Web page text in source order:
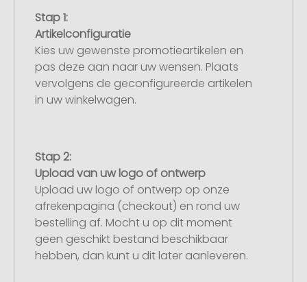
Stap 1:
Artikelconfiguratie
Kies uw gewenste promotieartikelen en
pas deze aan naar uw wensen. Plaats
vervolgens de geconfigureerde artikelen
in uw winkelwagen.
Stap 2:
Upload van uw logo of ontwerp
Upload uw logo of ontwerp op onze
afrekenpagina (checkout) en rond uw
bestelling af. Mocht u op dit moment
geen geschikt bestand beschikbaar
hebben, dan kunt u dit later aanleveren.